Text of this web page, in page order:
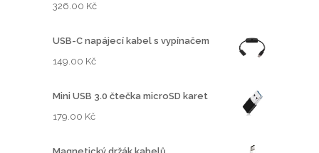
326.00 Kč
USB-C napájecí kabel s vypínačem
149.00 Kč
Mini USB 3.0 čtečka microSD karet
179.00 Kč